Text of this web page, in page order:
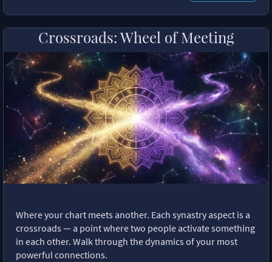
Crossroads: Wheel of Meeting
Where your chart meets another. Each synastry aspect is a
crossroads — a point where two people activate something
in each other. Walk through the dynamics of your most
powerful connections.